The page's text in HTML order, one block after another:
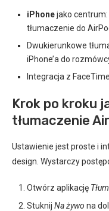
iPhonejako
tłumaczenie do
Dwukierunkowe
iPhone’a do
Integracja z
Krok po kroku
tłumaczenie
Ustawienie jest proste i
design. Wystarczy
Otwórz aplikację
Stuknij Na żywo na